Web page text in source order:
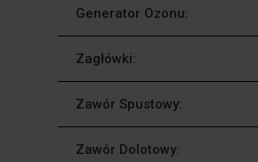
Generator Ozonu:
Zagłówki:
Zawór Spustowy:
Zawór Dolotowy: